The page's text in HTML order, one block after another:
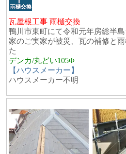
瓦屋根工事 雨樋交換
鴨川市東町にて令和元年房総半
家のご実家が被災、瓦の補修と
た
デンカ/丸どい105Φ
【ハウスメーカー】
ハウスメーカー不明